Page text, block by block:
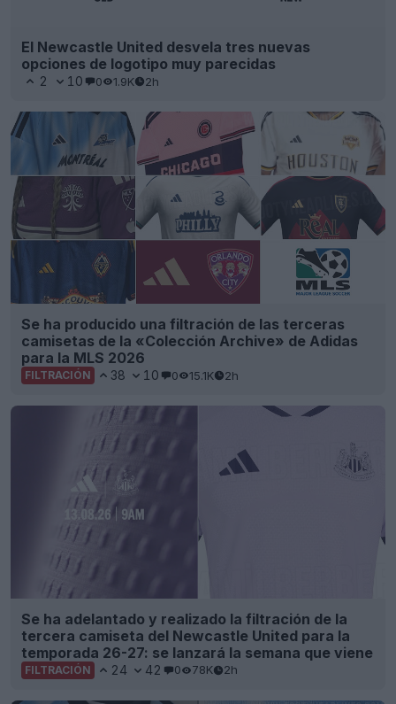
El Newcastle United desvela tres nuevas
opciones de logotipo muy parecidas
2 10 0 1.9K 2h
Se ha producido una filtración de las terceras
camisetas de la «Colección Archive» de Adidas
para la MLS 2026
FILTRACIÓN 38 10 0 15.1K 2h
Se ha adelantado y realizado la filtración de la
tercera camiseta del Newcastle United para la
temporada 26-27: se lanzará la semana que viene
FILTRACIÓN 24 42 0 78K 2h